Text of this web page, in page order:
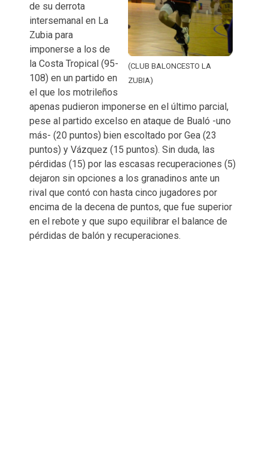
(CLUB BALONCESTO LA
ZUBIA)
de su derrota
intersemanal en La
Zubia para
imponerse a los de
la Costa Tropical (95-
108) en un partido en
el que los motrileños
apenas pudieron imponerse en el último parcial,
pese al partido excelso en ataque de Bualó -uno
más- (20 puntos) bien escoltado por Gea (23
puntos) y Vázquez (15 puntos). Sin duda, las
pérdidas (15) por las escasas recuperaciones (5)
dejaron sin opciones a los granadinos ante un
rival que contó con hasta cinco jugadores por
encima de la decena de puntos, que fue superior
en el rebote y que supo equilibrar el balance de
pérdidas de balón y recuperaciones.